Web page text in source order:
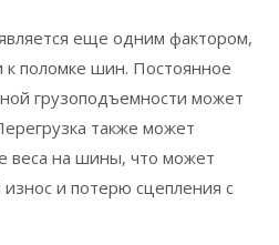
еще одним фактором,
поломке шин. Постоянное
грузоподъемности может
также может
веса на шины, что может
и потерю сцепления с